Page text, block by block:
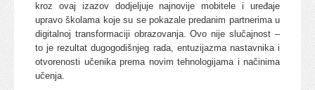
kroz ovaj izazov dodjeljuje najnovije mobitele i uređaje
upravo školama koje su se pokazale predanim partnerima u
digitalnoj transformaciji obrazovanja. Ovo nije slučajnost –
to je rezultat dugogodišnjeg rada, entuzijazma nastavnika i
otvorenosti učenika prema novim tehnologijama i načinima
učenja.